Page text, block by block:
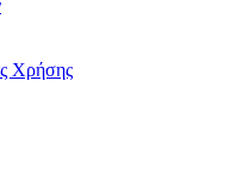
Χρήσης